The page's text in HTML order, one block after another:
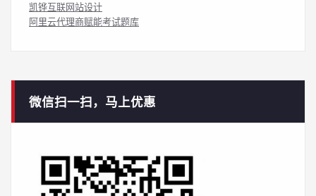
凯铧互联网站设计
阿里云代理商赋能考试题库
微信扫一扫，马上优惠